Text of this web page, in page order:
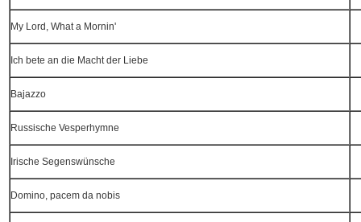
My Lord, What a Mornin'
Ich bete an die Macht der Liebe
Bajazzo
Russische Vesperhymne
Irische Segenswünsche
Domino, pacem da nobis